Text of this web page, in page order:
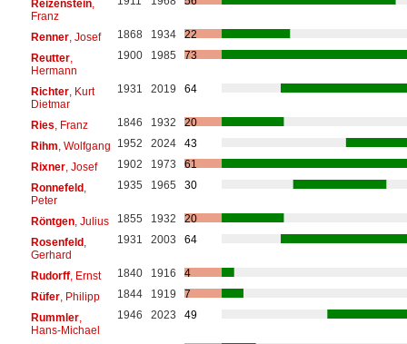
Reizenstein,
Franz
Renner, Josef 1868 1934
22
Reutter,
Hermann
1900 1985 73
Richter, Kurt
Dietmar
1931 2019 64
Ries , Franz 1846 1932
20
Rihm , Wolfgang 1952 2024
43
Rixner, Josef 1902 1973
61
Ronnefeld,
Peter
1935 1965 30
Röntgen, Julius 1855 1932
20
Rosenfeld,
Gerhard
1931 2003 64
Rudorff, Ernst 1840 1916
4
Rüfer, Philipp 1844 1919
7
Rummler,
Hans-Michael
1946 2023 49